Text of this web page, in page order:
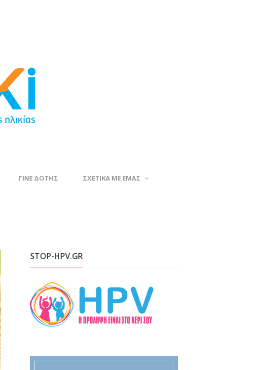
ΓΙΝΕ ΔΟΤΗΣ ΣΧΕΤΙΚΑ ΜΕ ΕΜΑΣ
STOP-HPV.GR